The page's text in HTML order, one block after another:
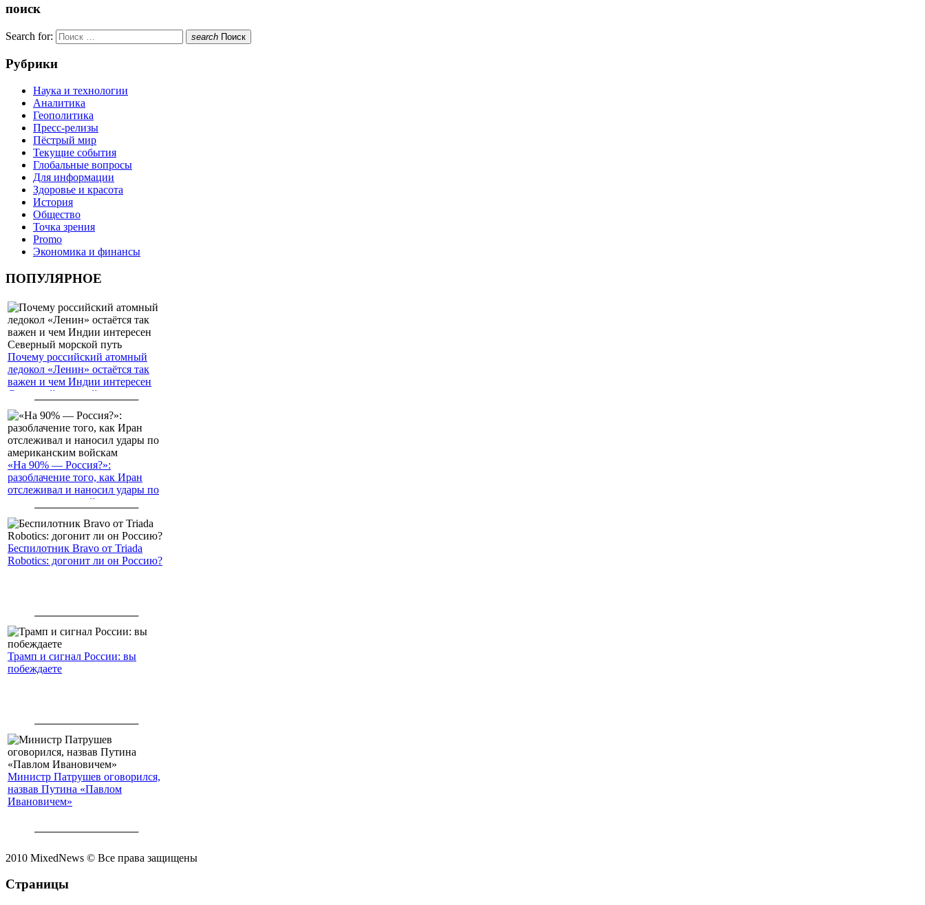
поиск
Search for: search Поиск
Рубрики
Наука и технологии
Аналитика
Геополитика
Пресс-релизы
Пёстрый мир
Текущие события
Глобальные вопросы
Для информации
Здоровье и красота
История
Общество
Точка зрения
Promo
Экономика и финансы
ПОПУЛЯРНОЕ
Почему российский атомный
ледокол «Ленин» остаётся так
важен и чем Индии интересен
Северный морской путь
«На 90% — Россия?»:
разоблачение того, как Иран
отслеживал и наносил удары по
американским войскам
Беспилотник Bravo от Triada
Robotics: догонит ли он Россию?
Трамп и сигнал России: вы
побеждаете
Министр Патрушев оговорился,
назвав Путина «Павлом
Ивановичем»
2010 MixedNews © Все права защищены
Страницы